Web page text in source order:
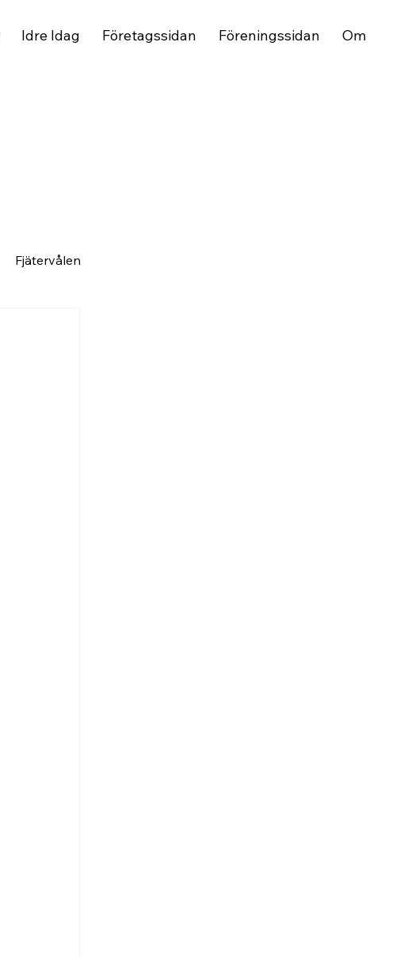
Idre Idag Företagssidan Föreningssidan Om
Fjätervålen